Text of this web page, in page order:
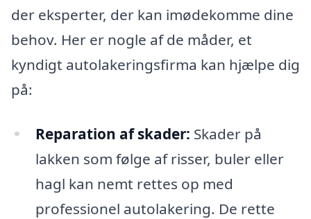
der eksperter, der kan imødekomme dine
behov. Her er nogle af de måder, et
kyndigt autolakeringsfirma kan hjælpe dig
på:
Reparation af skader: Skader på
lakken som følge af risser, buler eller
hagl kan nemt rettes op med
professionel autolakering. De rette